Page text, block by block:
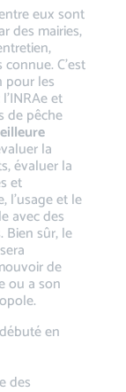
eux sont
des mairies,
C’est
pour les
et
de pêche
la
évaluer la
et
l’usage et le
avec des
Bien sûr, le
de
ou a son
en
des